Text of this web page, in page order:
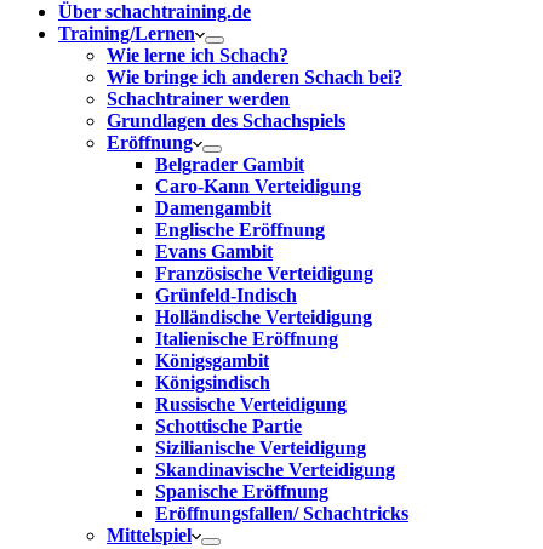
Über schachtraining.de
Training/Lernen
Wie lerne ich Schach?
Wie bringe ich anderen Schach bei?
Schachtrainer werden
Grundlagen des Schachspiels
Eröffnung
Belgrader Gambit
Caro-Kann Verteidigung
Damengambit
Englische Eröffnung
Evans Gambit
Französische Verteidigung
Grünfeld-Indisch
Holländische Verteidigung
Italienische Eröffnung
Königsgambit
Königsindisch
Russische Verteidigung
Schottische Partie
Sizilianische Verteidigung
Skandinavische Verteidigung
Spanische Eröffnung
Eröffnungsfallen/ Schachtricks
Mittelspiel